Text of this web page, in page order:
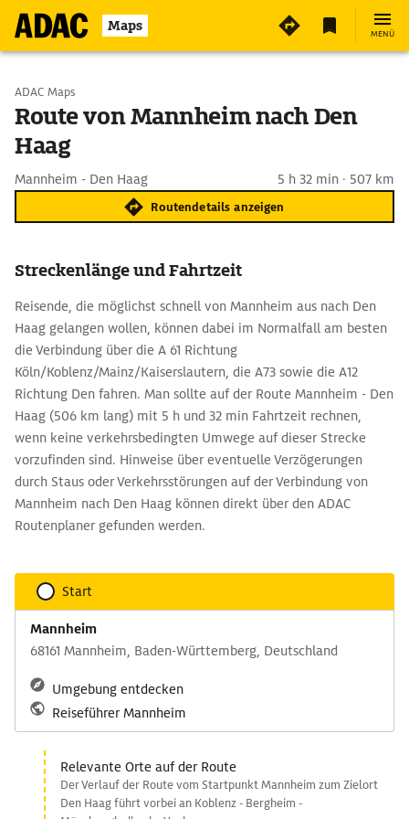
Maps MENÜ
Start wählen
Ziel eingeben
ADAC Maps
Route von Mannheim nach Den
Haag
Mannheim - Den Haag 5 h 32 min · 507 km
Routendetails anzeigen
Streckenlänge und Fahrtzeit
Reisende, die möglichst schnell von Mannheim aus nach Den
Haag gelangen wollen, können dabei im Normalfall am besten
die Verbindung über die A 61 Richtung
Köln/Koblenz/Mainz/Kaiserslautern, die A73 sowie die A12
Richtung Den fahren. Man sollte auf der Route Mannheim - Den
Haag (506 km lang) mit 5 h und 32 min Fahrtzeit rechnen,
wenn keine verkehrsbedingten Umwege auf dieser Strecke
vorzufinden sind. Hinweise über eventuelle Verzögerungen
durch Staus oder Verkehrsstörungen auf der Verbindung von
Mannheim nach Den Haag können direkt über den ADAC
Routenplaner gefunden werden.
Start
Mannheim
68161 Mannheim, Baden-Württemberg, Deutschland
Umgebung entdecken
Reiseführer Mannheim
Relevante Orte auf der Route
Der Verlauf der Route vom Startpunkt Mannheim zum Zielort
Den Haag führt vorbei an Koblenz - Bergheim -